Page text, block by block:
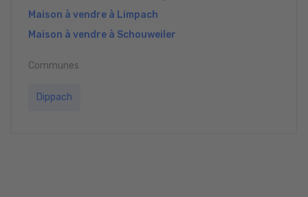
Maison à vendre à Limpach
Maison à vendre à Schouweiler
Communes
Dippach